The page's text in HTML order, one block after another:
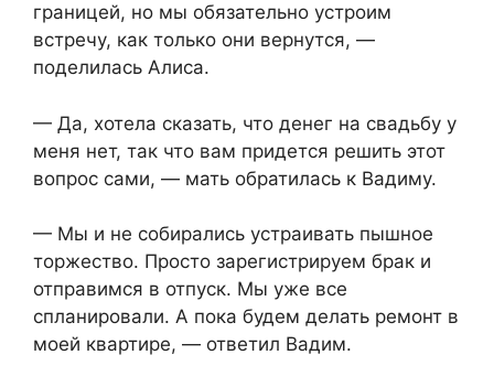
границей, но мы обязательно устроим
встречу, как только они вернутся, —
поделилась Алиса.
— Да, хотела сказать, что денег на свадьбу у
меня нет, так что вам придется решить этот
вопрос сами, — мать обратилась к Вадиму.
— Мы и не собирались устраивать пышное
торжество. Просто зарегистрируем брак и
отправимся в отпуск. Мы уже все
спланировали. А пока будем делать ремонт в
моей квартире, — ответил Вадим.